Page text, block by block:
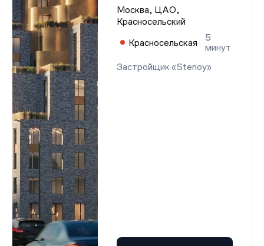
Москва, ЦАО,
Красносельский
Красносельская
5
минут
Застройщик «Stenoy»